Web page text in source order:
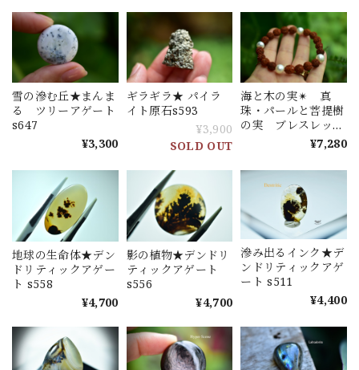
雪の滲む丘★まんま
る ツリーアゲート
s647
¥3,300
ギラギラ★ パイラ
イト原石s593
¥3,900
SOLD OUT
海と木の実✴︎ 真
珠・パールと菩提樹
の実 ブレスレット
¥7,280
地球の生命体★デン
ドリティックアゲー
ト s558
¥4,700
影の植物★デンドリ
ティックアゲート
s556
¥4,700
滲み出るインク★デ
ンドリティックアゲ
ート s511
¥4,400